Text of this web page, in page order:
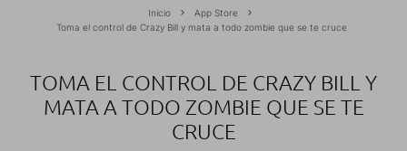
Inicio
App Store
Toma el control de Crazy Bill y mata a todo zombie que se te cruce
TOMA EL CONTROL DE CRAZY BILL Y
MATA A TODO ZOMBIE QUE SE TE
CRUCE